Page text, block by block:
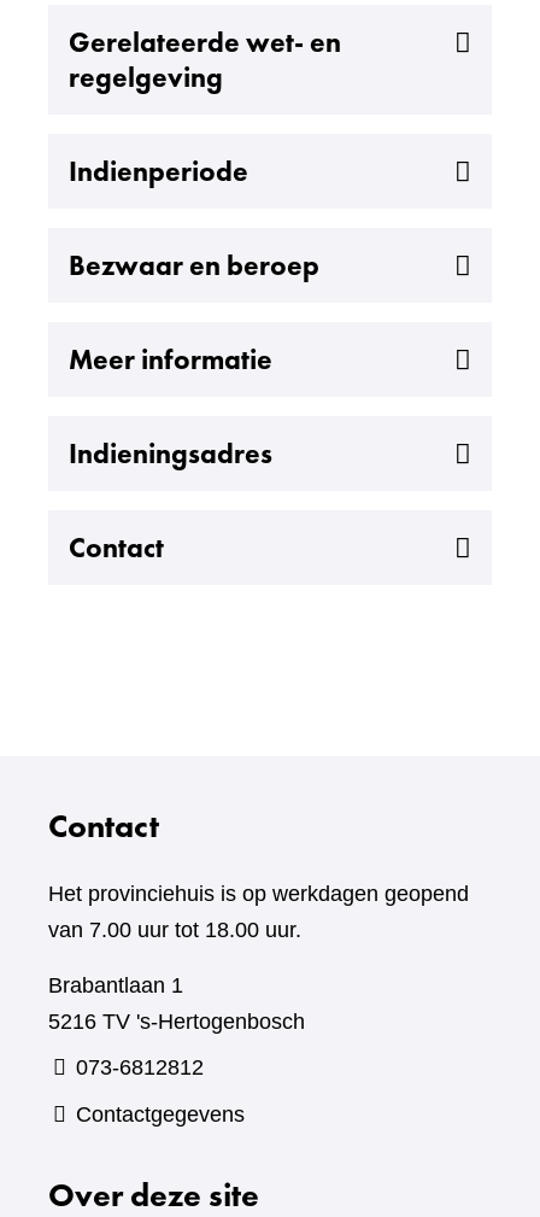
Gerelateerde wet- en
regelgeving
Uitklappen
Indienperiode
Uitklappen
Bezwaar en beroep
Uitklappen
Meer informatie
Uitklappen
Indieningsadres
Uitklappen
Contact
Uitklappen
Contact
Het provinciehuis is op werkdagen geopend
van 7.00 uur tot 18.00 uur.
Brabantlaan 1
5216 TV 's-Hertogenbosch
073-6812812
Contactgegevens
Over deze site